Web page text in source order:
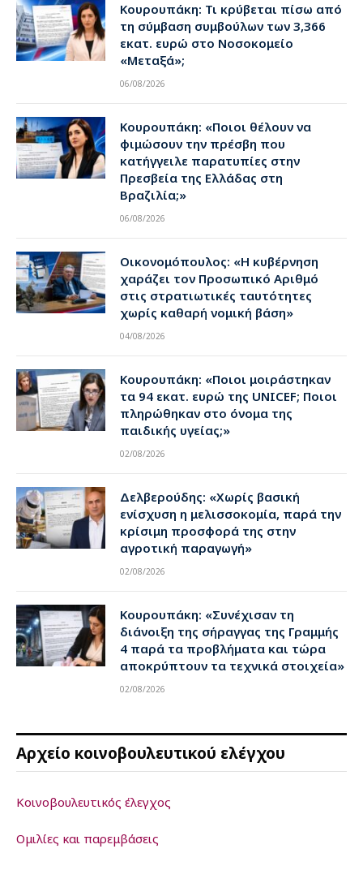
Κουρουπάκη: Τι κρύβεται πίσω από
τη σύμβαση συμβούλων των 3,366
εκατ. ευρώ στο Νοσοκομείο
«Μεταξά»;
06/08/2026
Κουρουπάκη: «Ποιοι θέλουν να
φιμώσουν την πρέσβη που
κατήγγειλε παρατυπίες στην
Πρεσβεία της Ελλάδας στη
Βραζιλία;»
06/08/2026
Οικονομόπουλος: «Η κυβέρνηση
χαράζει τον Προσωπικό Αριθμό
στις στρατιωτικές ταυτότητες
χωρίς καθαρή νομική βάση»
04/08/2026
Κουρουπάκη: «Ποιοι μοιράστηκαν
τα 94 εκατ. ευρώ της UNICEF; Ποιοι
πληρώθηκαν στο όνομα της
παιδικής υγείας;»
02/08/2026
Δελβερούδης: «Χωρίς βασική
ενίσχυση η μελισσοκομία, παρά την
κρίσιμη προσφορά της στην
αγροτική παραγωγή»
02/08/2026
Κουρουπάκη: «Συνέχισαν τη
διάνοιξη της σήραγγας της Γραμμής
4 παρά τα προβλήματα και τώρα
αποκρύπτουν τα τεχνικά στοιχεία»
02/08/2026
Αρχείο κοινοβουλευτικού ελέγχου
Κοινοβουλευτικός έλεγχος
Ομιλίες και παρεμβάσεις